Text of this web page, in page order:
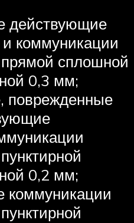
действующие
коммуникации
сплошной
0,3 мм;
поврежденные
0,2 мм;
коммуникации